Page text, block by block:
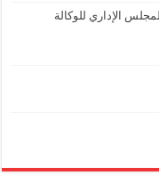
الإداري للوكالة